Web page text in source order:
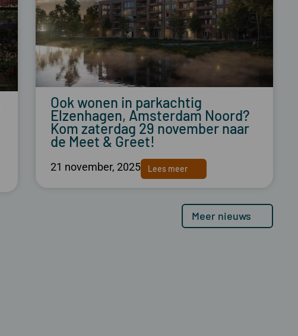
Ook wonen in parkachtig
Elzenhagen, Amsterdam Noord?
Kom zaterdag 29 november naar
de Meet & Greet!
21 november, 2025 Lees meer
Meer nieuws